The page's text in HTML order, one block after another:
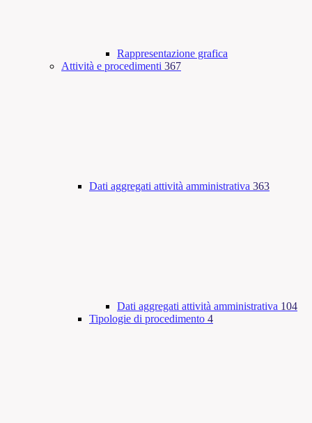
Rappresentazione grafica
Attività e procedimenti 367
Dati aggregati attività amministrativa 363
Dati aggregati attività amministrativa 104
Tipologie di procedimento 4